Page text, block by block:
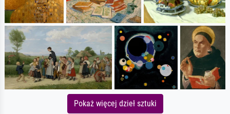
Pokaż więcej dzieł sztuki